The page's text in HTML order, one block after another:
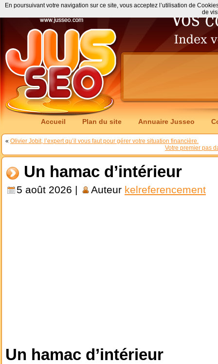
Accueil Plan du site Annuaire Jusseo
« Olivier Jobit, l’expert qu’il vous faut pour gérer votre situation financière.
Votre premier pas
Un hamac d’intérieur
5 août 2026 | Auteur kelreferencement
Un hamac d’intérieur
En poursuivant votre navigation sur ce site, vous acceptez l’utilisation de
de